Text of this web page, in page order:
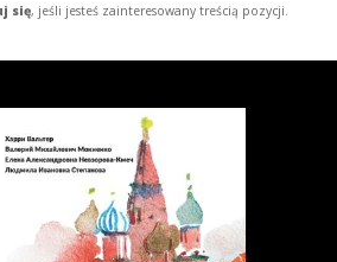
się, jeśli jesteś zainteresowany treścią pozycji.